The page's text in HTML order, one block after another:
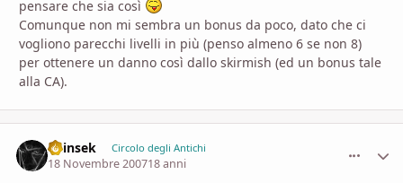
pensare che sia così
Comunque non mi sembra un bonus da poco, dato che ci
vogliono parecchi livelli in più (penso almeno 6 se non 8)
per ottenere un danno così dallo skirmish (ed un bonus tale
alla CA).
Shinsek Circolo degli Antichi
18 Novembre 200718 anni